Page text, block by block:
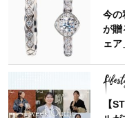
今の
が贈
ェア
【